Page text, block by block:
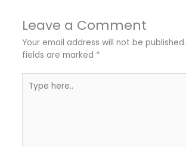
Leave a Comment
Your email address will not be published.
fields are marked *
here..